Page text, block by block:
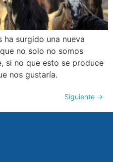
ha surgido una nueva
no solo no somos
si no que esto se produce
nos gustaría.
Siguiente →